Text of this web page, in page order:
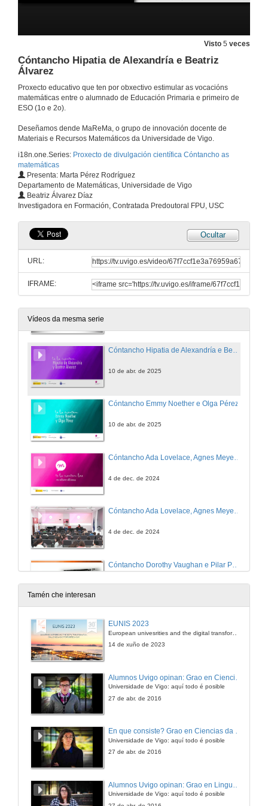
Visto 5 veces
Cóntancho Hipatia de Alexandría e Beatriz
Álvarez
Proxecto educativo que ten por obxectivo estimular as vocacións
matemáticas entre o alumnado de Educación Primaria e primeiro de
ESO (1o e 2o).
Deseñamos dende MaReMa, o grupo de innovación docente de
Materiais e Recursos Matemáticos da Universidade de Vigo.
i18n.one.Series: Proxecto de divulgación científica Cóntancho as
matemáticas
Presenta: Marta Pérez Rodríguez
Departamento de Matemáticas, Universidade de Vigo
Beatriz Álvarez Díaz
Investigadora en Formación, Contratada Predoutoral FPU, USC
Ocultar
URL:
IFRAME:
Vídeos da mesma serie
15 de dec. de 2025
23 de xuño de 2025
23 de xuño de 2025
Cóntancho Florence Nightingale y Andrea Vilar. Quenda de preguntas.
23 de xuño de 2025
Te lo cuentan Maryam Mirzakhani e Ixchel D. Gutiérrez
10 de abr. de 2025
Cóntancho Emmy Noether e Olga Pérez
10 de abr. de 2025
4 de dec. de 2024
Cóntancho Ada Lovelace, Agnes Meyer Driscoll e Xabier García. Quenda de preguntas
4 de dec. de 2024
4 de dec. de 2024
Tamén che interesan
EUNIS 2023
European univesrities and the digital transformation: challenges and opportunities ahead
14 de xuño de 2023
Universidade de Vigo: aquí todo é posible
27 de abr. de 2016
En que consiste? Grao en Ciencias da Linguaxe e Estudos Literarios
Universidade de Vigo: aquí todo é posible
27 de abr. de 2016
Universidade de Vigo: aquí todo é posible